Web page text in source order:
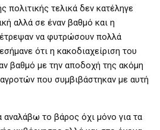
πολιτικής τελικά δεν κατέληγε
αλλά σε έναν βαθμό και η
να φυτρώσουν πολλά
ότι η κακοδιαχείριση του
βαθμό με την αποδοχή της ακόμη
που συμβιβάστηκαν με αυτή
αναλάβω το βάρος όχι μόνο για τα